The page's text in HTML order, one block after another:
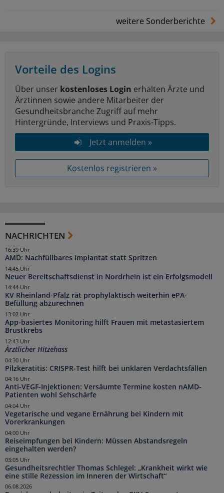
weitere Sonderberichte
Vorteile des Logins
Über unser kostenloses Login erhalten Ärzte und
Ärztinnen sowie andere Mitarbeiter der
Gesundheitsbranche Zugriff auf mehr
Hintergründe, Interviews und Praxis-Tipps.
Jetzt anmelden »
Kostenlos registrieren »
NACHRICHTEN
AMD: Nachfüllbares Implantat statt Spritzen
16:39 Uhr
Neuer Bereitschaftsdienst in Nordrhein ist ein Erfolgsmodell
14:45 Uhr
KV Rheinland-Pfalz rät prophylaktisch weiterhin ePA-
Befüllung abzurechnen
14:44 Uhr
App-basiertes Monitoring hilft Frauen mit metastasiertem
Brustkrebs
13:02 Uhr
Ärztlicher Hitzehass
12:43 Uhr
Pilzkeratitis: CRISPR-Test hilft bei unklaren Verdachtsfällen
04:30 Uhr
Anti-VEGF-Injektionen: Versäumte Termine kosten nAMD-
Patienten wohl Sehschärfe
04:16 Uhr
Vegetarische und vegane Ernährung bei Kindern mit
Vorerkrankungen
04:04 Uhr
Reiseimpfungen bei Kindern: Müssen Abstandsregeln
eingehalten werden?
04:00 Uhr
Gesundheitsrechtler Thomas Schlegel: „Krankheit wirkt wie
eine stille Rezession im Inneren der Wirtschaft“
03:05 Uhr
06.08.2026